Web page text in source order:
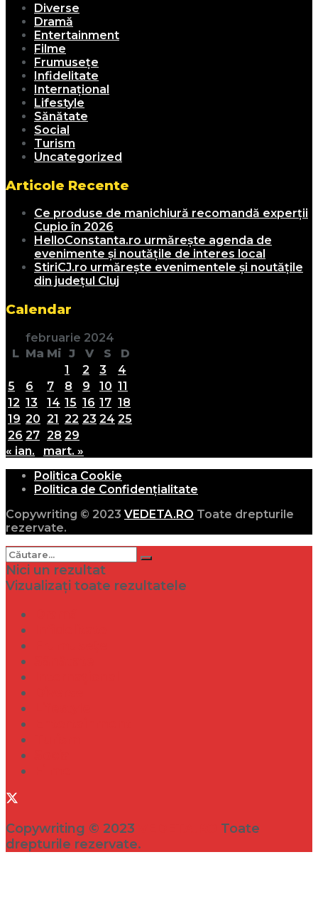
Diverse
Dramă
Entertainment
Filme
Frumusețe
Infidelitate
Internațional
Lifestyle
Sănătate
Social
Turism
Uncategorized
Articole Recente
Ce produse de manichiură recomandă experții
Cupio în 2026
HelloConstanta.ro urmărește agenda de
evenimente și noutățile de interes local
StiriCJ.ro urmărește evenimentele și noutățile
din județul Cluj
Calendar
februarie 2024
L Ma Mi J V S
D
1
2 3
4
5
6 7 8 9 10 11
12 13 14 15 16 17 18
19 20 21 22 23 24 25
26 27 28 29
« ian.
mart. »
Politica Cookie
Politica de Confidențialitate
Copywriting © 2023 VEDETA.RO Toate drepturile
rezervate.
Nici un rezultat
Vizualizați toate rezultatele
Copywriting © 2023
Toate
drepturile rezervate.